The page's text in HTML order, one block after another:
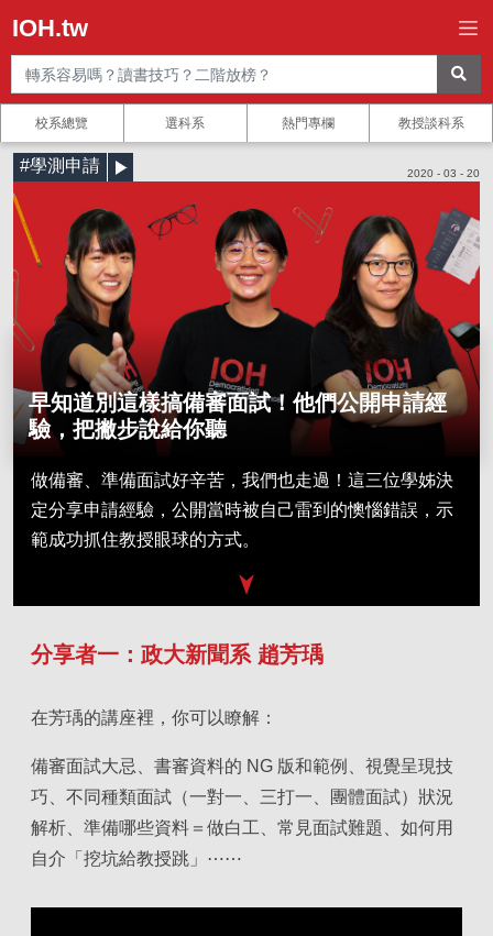
IOH.tw
校系總覽 選科系 熱門專欄 教授談科系
#學測申請 2020 - 03 - 20
早知道別這樣搞備審面試！他們公開申請經
驗，把撇步說給你聽
做備審、準備面試好辛苦，我們也走過！這三位學姊決
定分享申請經驗，公開當時被自己雷到的懊惱錯誤，示
範成功抓住教授眼球的方式。
分享者一：政大新聞系 趙芳瑀
在芳瑀的講座裡，你可以瞭解：
備審面試大忌、書審資料的 NG 版和範例、視覺呈現技
巧、不同種類面試（一對一、三打一、團體面試）狀況
解析、準備哪些資料＝做白工、常見面試難題、如何用
自介「挖坑給教授跳」⋯⋯